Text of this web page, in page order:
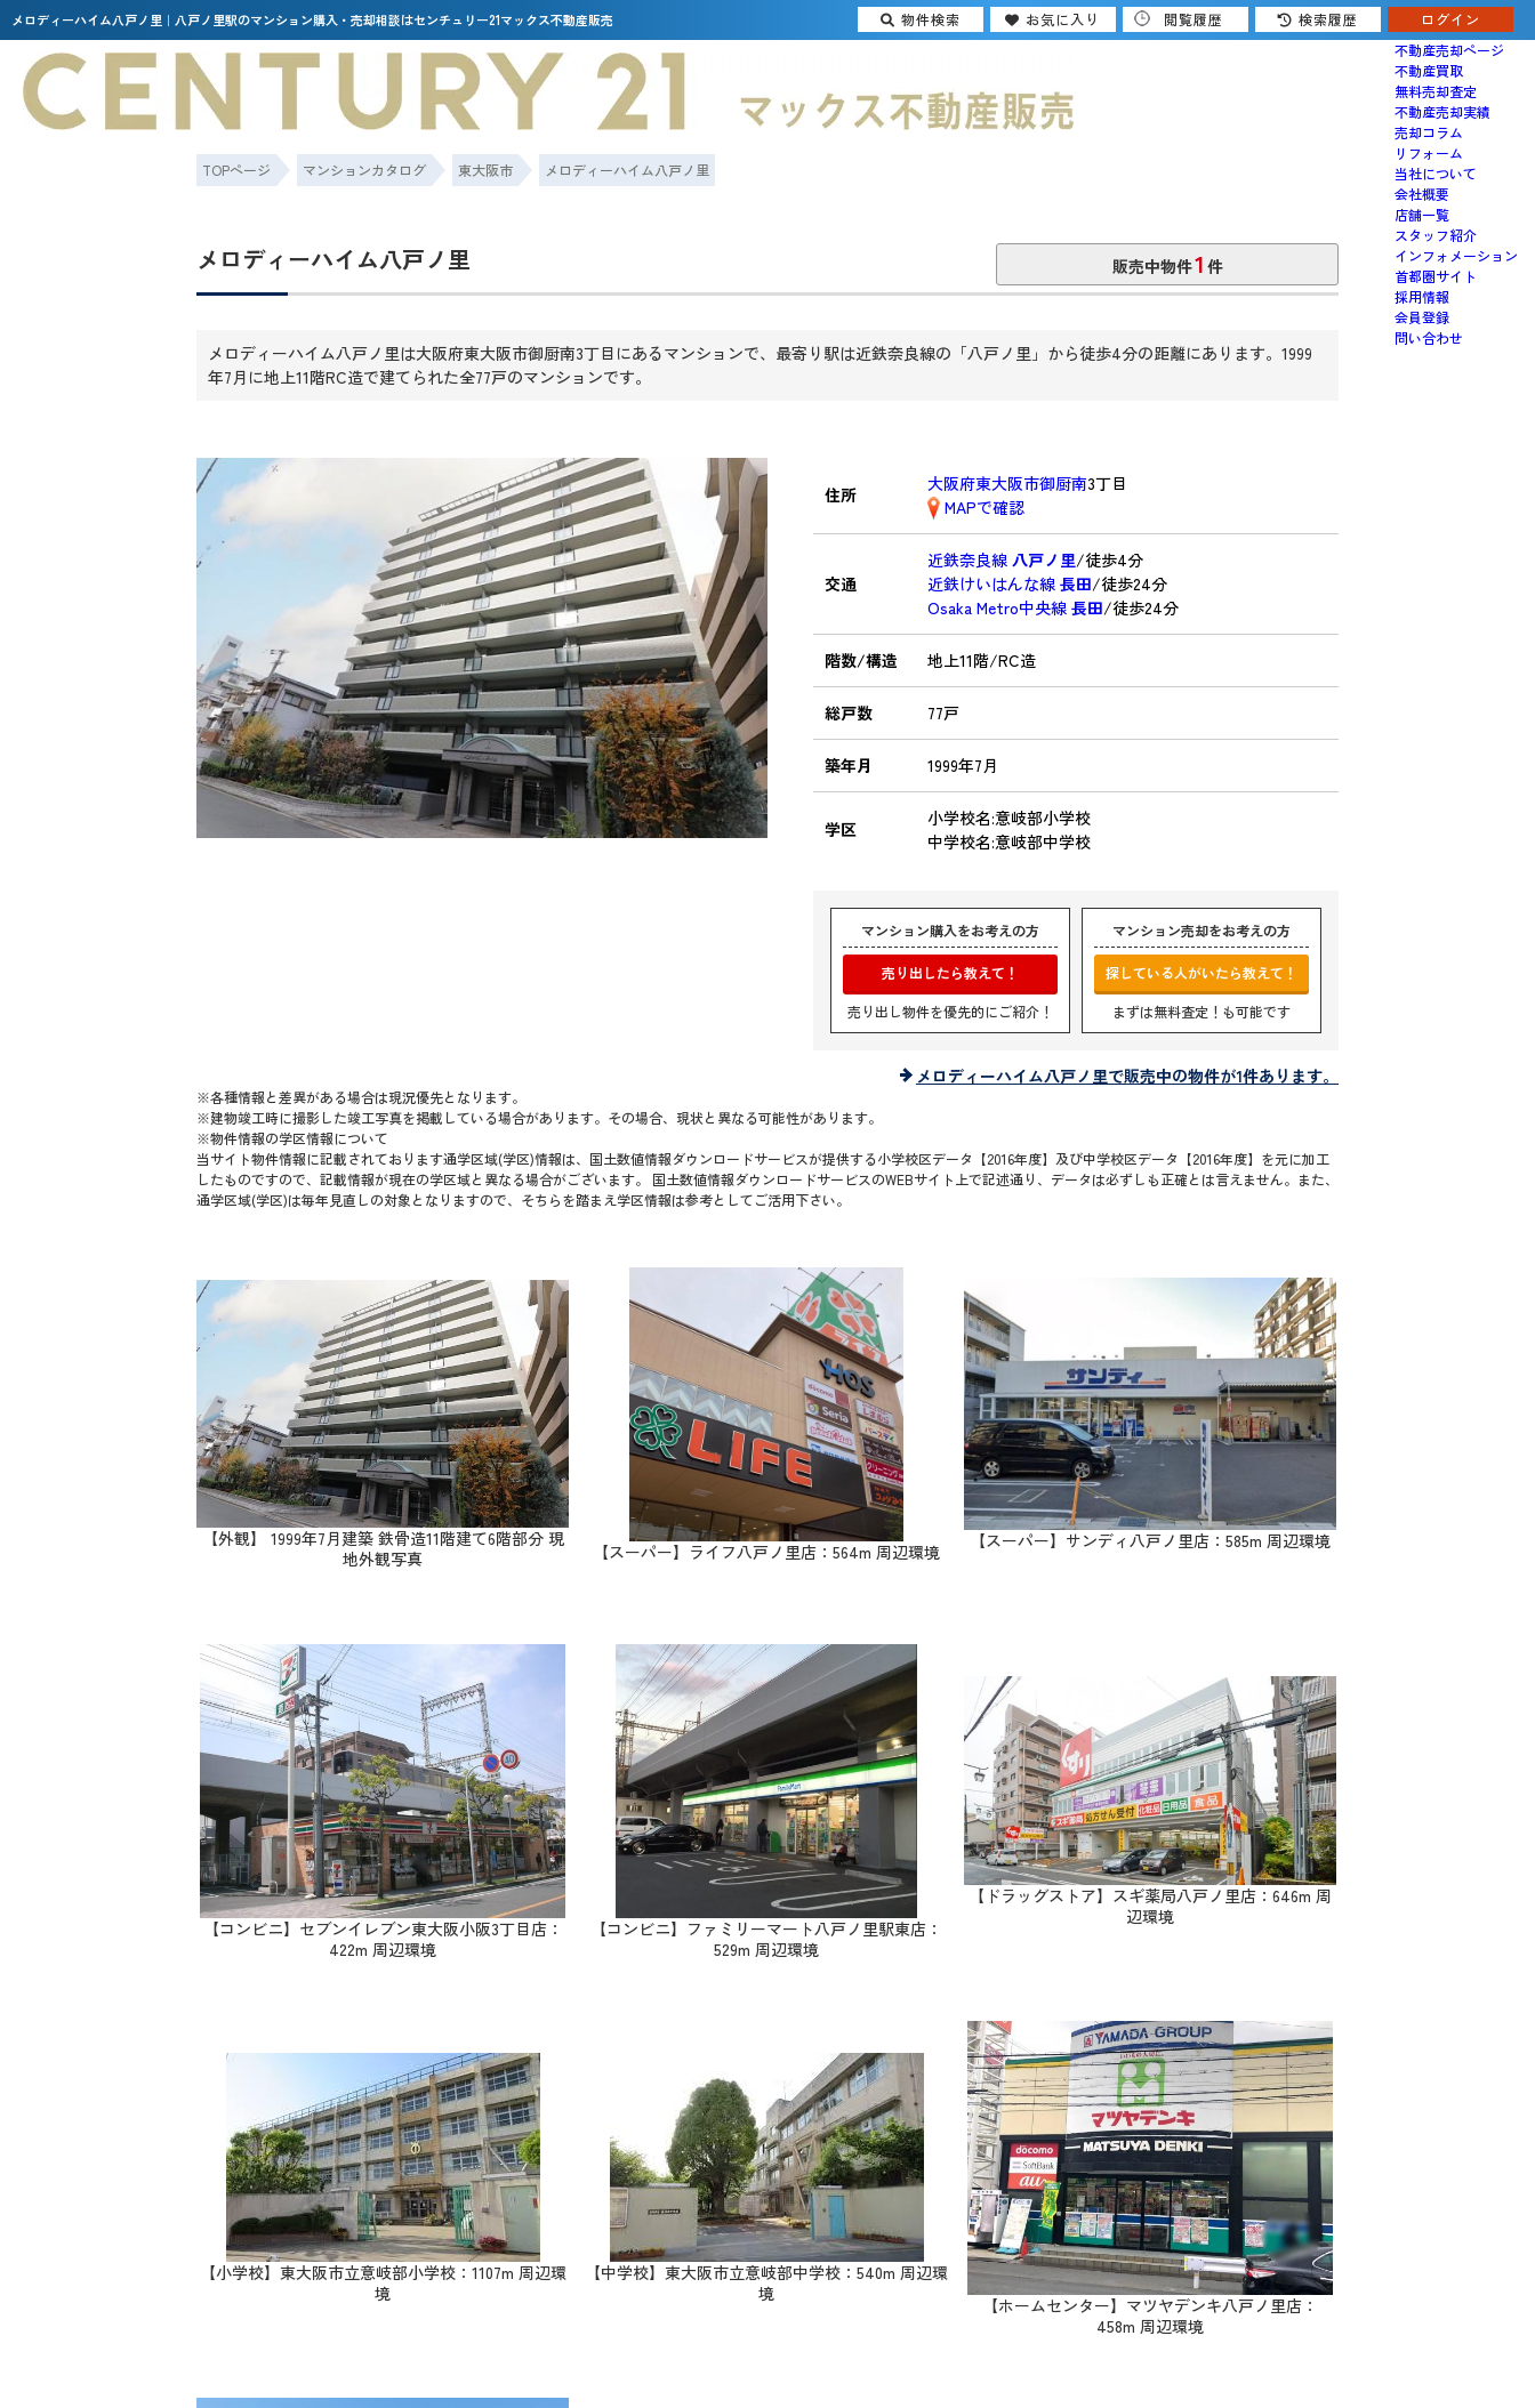
メロディーハイム八戸ノ里｜八戸ノ里駅のマンション購入・売却相談はセンチュリー21マックス不動産販売
売りたい
不動産売却ページ
不動産買取
無料売却査定
不動産売却実績
売却コラム
リフォーム
当社について
会社概要
店舗一覧
スタッフ紹介
インフォメーション
首都圏サイト
採用情報
会員登録
問い合わせ
TOPページ マンションカタログ 東大阪市 メロディーハイム八戸ノ里
メロディーハイム八戸ノ里 販売中物件1 件
メロディーハイム八戸ノ里は大阪府東大阪市御厨南3丁目にあるマンションで、最寄り駅は近鉄奈良線の「八戸ノ里」から徒歩4分の距離にあります。1999
年7月に地上11階RC造で建てられた全77戸のマンションです。
住所 大阪府東大阪市御厨南3丁目
MAPで確認
交通
近鉄奈良線 八戸ノ里/徒歩4分
近鉄けいはんな線 長田/徒歩24分
Osaka Metro中央線 長田/徒歩24分
階数/構造 地上11階/RC造
総戸数 77戸
築年月 1999年7月
学区
小学校名:意岐部小学校
中学校名:意岐部中学校
マンション購入をお考えの方
売り出したら教えて！
売り出し物件を優先的にご紹介！
マンション売却をお考えの方
探している人がいたら教えて！
まずは無料査定！も可能です
メロディーハイム八戸ノ里で販売中の物件が1件あります。
※各種情報と差異がある場合は現況優先となります。
※建物竣工時に撮影した竣工写真を掲載している場合があります。その場合、現状と異なる可能性があります。
※物件情報の学区情報について
当サイト物件情報に記載されております通学区域(学区)情報は、国土数値情報ダウンロードサービスが提供する小学校区データ【2016年度】及び中学校区データ【2016年度】を元に加工
したものですので、記載情報が現在の学区域と異なる場合がございます。 国土数値情報ダウンロードサービスのWEBサイト上で記述通り、データは必ずしも正確とは言えません。また、
通学区域(学区)は毎年見直しの対象となりますので、そちらを踏まえ学区情報は参考としてご活用下さい。
【外観】 1999年7月建築 鉄骨造11階建て6階部分 現
地外観写真
【スーパー】ライフ八戸ノ里店：564m 周辺環境 【スーパー】サンディ八戸ノ里店：585m 周辺環境
【コンビニ】セブンイレブン東大阪小阪3丁目店：
422m 周辺環境
【コンビニ】ファミリーマート八戸ノ里駅東店：
529m 周辺環境
【ドラッグストア】スギ薬局八戸ノ里店：646m 周
辺環境
【小学校】東大阪市立意岐部小学校：1107m 周辺環
境
【中学校】東大阪市立意岐部中学校：540m 周辺環
境
【ホームセンター】マツヤデンキ八戸ノ里店：
458m 周辺環境
物件検索 お気に入り 閲覧履歴 検索履歴 ログイン